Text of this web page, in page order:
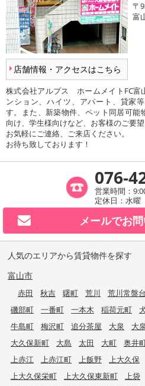
店舗情報・アクセスはこちら
〒
富
株式会社アルプス ホームメイトFC富
ンション、ハイツ、アパート、貸家
す。また、新築物件、ペット同居可能
向け、学生様向けなど、お客様のご要
お気軽にご連絡、ご来店ください。
お待ち致しております！
076-
営業時間：
定休日：水曜
メールでお
人気のエリアから賃貸物件を探す
富山市
赤田 秋吉 曙町 荒川 荒川常盤台
磯部町
一番町 一本木 稲荷元町
牛島町
梅沢町 追分茶屋 大泉 大
大久保新町
大島 太田 大町 奥井
上赤江
上赤江町 上飯野 上大久保
上大久保栄町
上大久保東新町 上袋